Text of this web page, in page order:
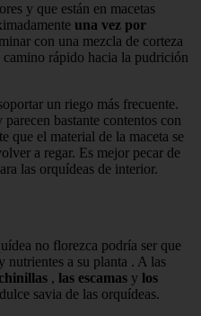
y que están en macetas
una vez por
con una mezcla de corteza
camino rápido hacia la pudrición
un riego más frecuente.
bastante contentos con
que el material de la maceta se
a regar. Es mejor pecar de
las orquídeas de interior.
no florezca podría ser que
nutrientes a su planta . A las
, las escamas y los
savia de las orquídeas.